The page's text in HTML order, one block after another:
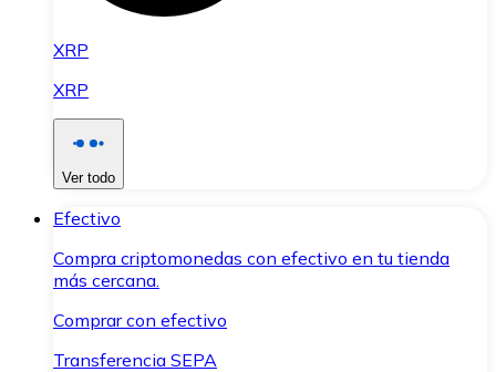
XRP
XRP
Ver todo
Efectivo
Compra criptomonedas con efectivo en tu tienda
más cercana.
Comprar con efectivo
Transferencia SEPA